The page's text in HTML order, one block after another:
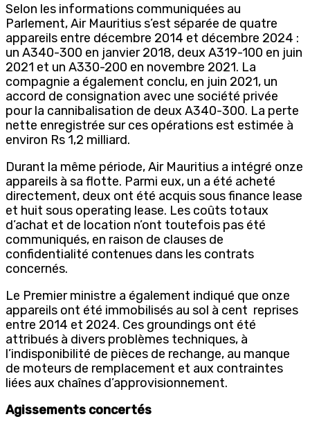
Selon les informations communiquées au
Parlement, Air Mauritius s’est séparée de quatre
appareils entre décembre 2014 et décembre 2024 :
un A340-300 en janvier 2018, deux A319-100 en juin
2021 et un A330-200 en novembre 2021. La
compagnie a également conclu, en juin 2021, un
accord de consignation avec une société privée
pour la cannibalisation de deux A340-300. La perte
nette enregistrée sur ces opérations est estimée à
environ Rs 1,2 milliard.
Durant la même période, Air Mauritius a intégré onze
appareils à sa flotte. Parmi eux, un a été acheté
directement, deux ont été acquis sous finance lease
et huit sous operating lease. Les coûts totaux
d’achat et de location n’ont toutefois pas été
communiqués, en raison de clauses de
confidentialité contenues dans les contrats
concernés.
Le Premier ministre a également indiqué que onze
appareils ont été immobilisés au sol à cent reprises
entre 2014 et 2024. Ces groundings ont été
attribués à divers problèmes techniques, à
l’indisponibilité de pièces de rechange, au manque
de moteurs de remplacement et aux contraintes
liées aux chaînes d’approvisionnement.
Agissements concertés